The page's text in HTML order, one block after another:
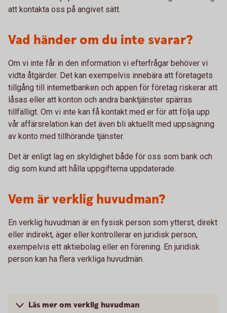
att kontakta oss på angivet sätt.
Vad händer om du inte svarar?
Om vi inte får in den information vi efterfrågar behöver vi
vidta åtgärder. Det kan exempelvis innebära att företagets
tillgång till internetbanken och appen för företag riskerar att
låsas eller att konton och andra banktjänster spärras
tillfälligt. Om vi inte kan få kontakt med er för att följa upp
vår affärsrelation kan det även bli aktuellt med uppsägning
av konto med tillhörande tjänster.
Det är enligt lag en skyldighet både för oss som bank och
dig som kund att hålla uppgifterna uppdaterade.
Vem är verklig huvudman?
En verklig huvudman är en fysisk person som ytterst, direkt
eller indirekt, äger eller kontrollerar en juridisk person,
exempelvis ett aktiebolag eller en förening. En juridisk
person kan ha flera verkliga huvudmän.
Läs mer om verklig huvudman